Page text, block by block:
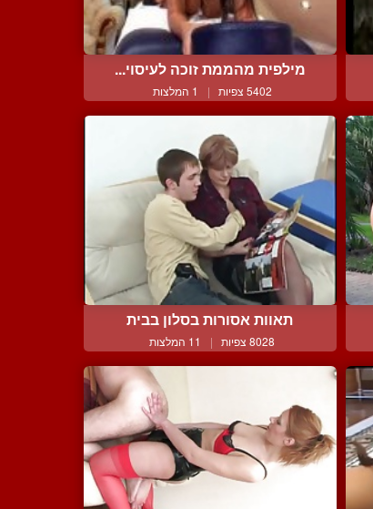
מילפית מהממת זוכה לעיסוי...
5402 צפיות | 1 המלצות
תאוות אסורות בסלון בבית
8028 צפיות | 11 המלצות